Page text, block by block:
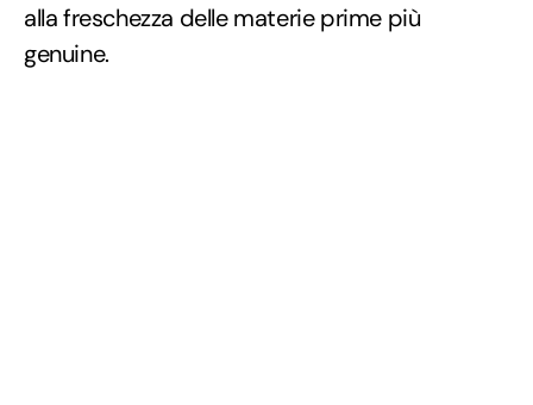
alla freschezza delle materie prime più
genuine.